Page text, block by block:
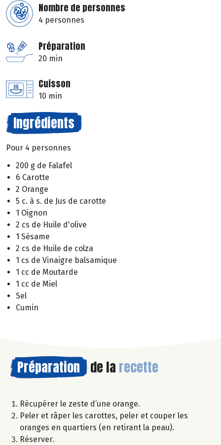
Nombre de personnes
4 personnes
Préparation
20 min
Cuisson
10 min
Ingrédients
Pour 4 personnes
200 g de Falafel
6 Carotte
2 Orange
5 c. à s. de Jus de carotte
1 Oignon
2 cs de Huile d'olive
1 Sésame
2 cs de Huile de colza
1 cs de Vinaigre balsamique
1 cc de Moutarde
1 cc de Miel
Sel
Cumin
Préparation de la recette
Récupérer le zeste d’une orange.
Peler et râper les carottes, peler et couper les
oranges en quartiers (en retirant la peau).
Réserver.